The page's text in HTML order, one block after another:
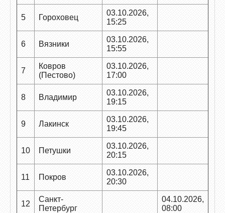
5 Гороховец
03.10.2026,
15:25
6 Вязники
03.10.2026,
15:55
7
Ковров
(Пестово)
03.10.2026,
17:00
8 Владимир
03.10.2026,
19:15
9 Лакинск
03.10.2026,
19:45
10 Петушки
03.10.2026,
20:15
11 Покров
03.10.2026,
20:30
12
Санкт-
Петербург
04.10.2026,
08:00